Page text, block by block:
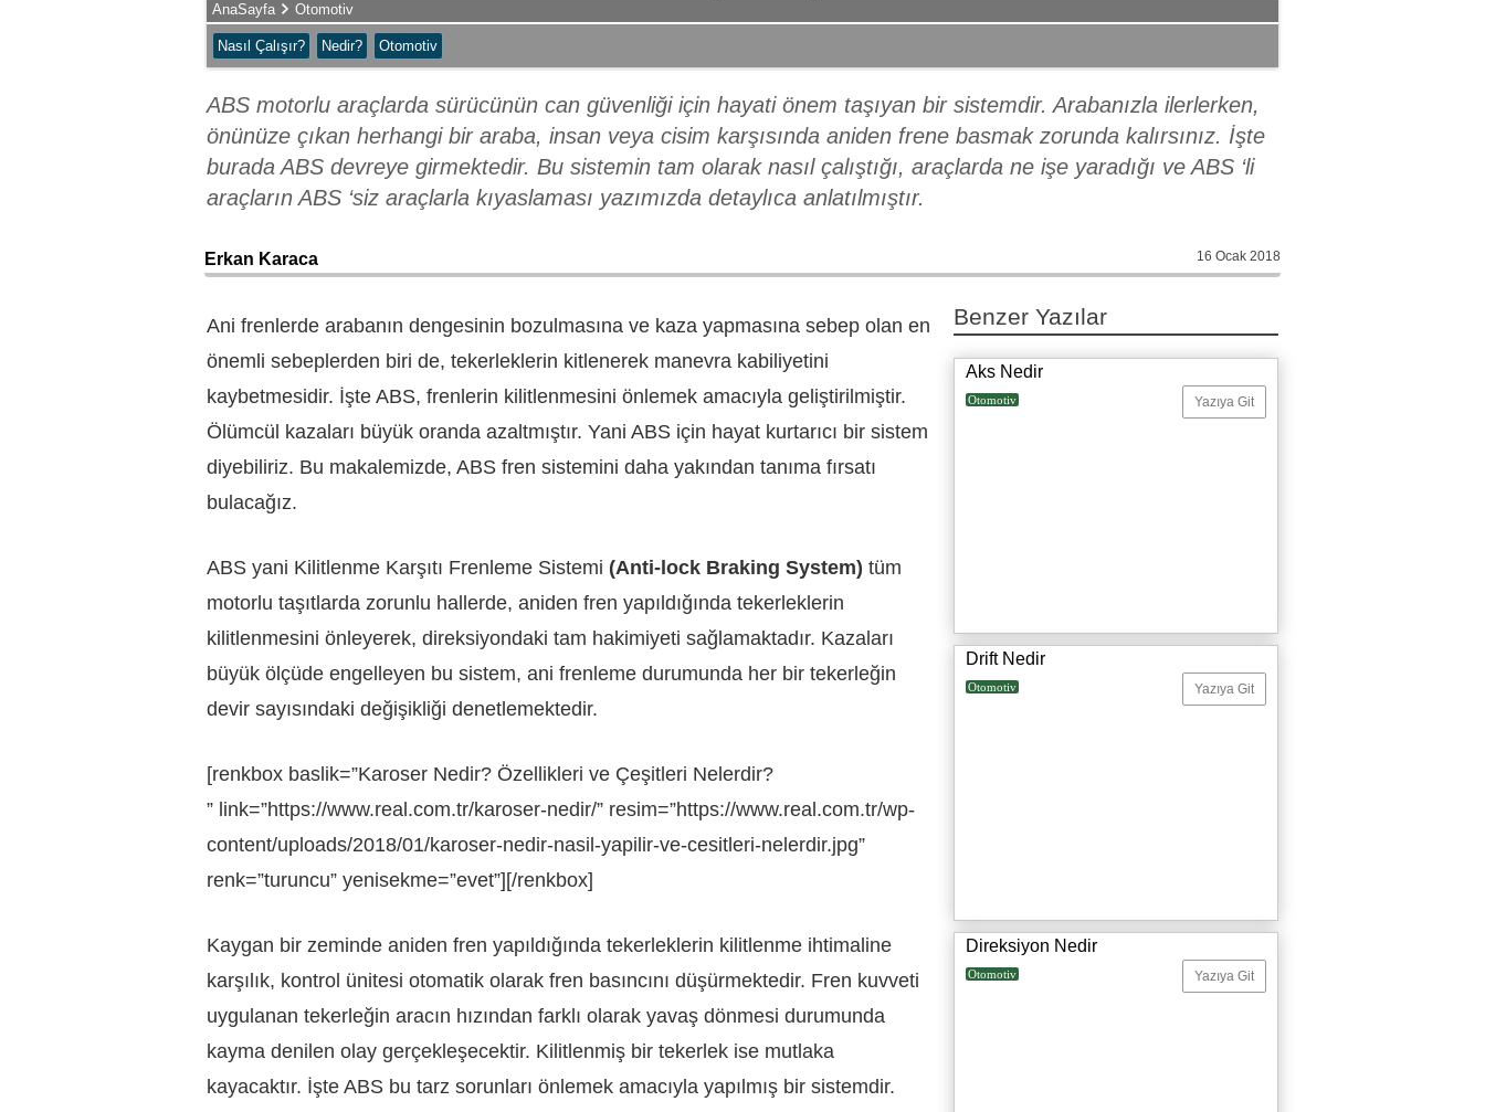
AnaSayfa Otomotiv
Nasıl Çalışır? Nedir? Otomotiv
ABS motorlu araçlarda sürücünün can güvenliği için hayati önem taşıyan bir sistemdir. Arabanızla ilerlerken,
önünüze çıkan herhangi bir araba, insan veya cisim karşısında aniden frene basmak zorunda kalırsınız. İşte
burada ABS devreye girmektedir. Bu sistemin tam olarak nasıl çalıştığı, araçlarda ne işe yaradığı ve ABS ‘li
araçların ABS ‘siz araçlarla kıyaslaması yazımızda detaylıca anlatılmıştır.
Erkan Karaca 16 Ocak 2018
Ani frenlerde arabanın dengesinin bozulmasına ve kaza yapmasına sebep olan en
önemli sebeplerden biri de, tekerleklerin kitlenerek manevra kabiliyetini
kaybetmesidir. İşte ABS, frenlerin kilitlenmesini önlemek amacıyla geliştirilmiştir.
Ölümcül kazaları büyük oranda azaltmıştır. Yani ABS için hayat kurtarıcı bir sistem
diyebiliriz. Bu makalemizde, ABS fren sistemini daha yakından tanıma fırsatı
bulacağız.
ABS yani Kilitlenme Karşıtı Frenleme Sistemi (Anti-lock Braking System) tüm
motorlu taşıtlarda zorunlu hallerde, aniden fren yapıldığında tekerleklerin
kilitlenmesini önleyerek, direksiyondaki tam hakimiyeti sağlamaktadır. Kazaları
büyük ölçüde engelleyen bu sistem, ani frenleme durumunda her bir tekerleğin
devir sayısındaki değişikliği denetlemektedir.
[renkbox baslik=”Karoser Nedir? Özellikleri ve Çeşitleri Nelerdir?
” link=”https://www.real.com.tr/karoser-nedir/” resim=”https://www.real.com.tr/wp-
content/uploads/2018/01/karoser-nedir-nasil-yapilir-ve-cesitleri-nelerdir.jpg”
renk=”turuncu” yenisekme=”evet”][/renkbox]
Kaygan bir zeminde aniden fren yapıldığında tekerleklerin kilitlenme ihtimaline
karşılık, kontrol ünitesi otomatik olarak fren basıncını düşürmektedir. Fren kuvveti
uygulanan tekerleğin aracın hızından farklı olarak yavaş dönmesi durumunda
kayma denilen olay gerçekleşecektir. Kilitlenmiş bir tekerlek ise mutlaka
kayacaktır. İşte ABS bu tarz sorunları önlemek amacıyla yapılmış bir sistemdir.
Benzer Yazılar
Aks Nedir
Otomotiv Yazıya Git
Drift Nedir
Otomotiv Yazıya Git
Direksiyon Nedir
Otomotiv Yazıya Git